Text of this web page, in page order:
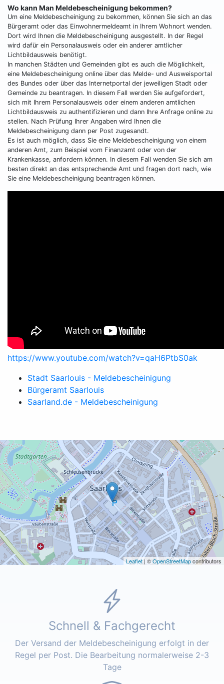
Wo kann Man Meldebescheinigung bekommen?
Um eine Meldebescheinigung zu bekommen, können Sie sich an das
Bürgeramt oder das Einwohnermeldeamt in Ihrem Wohnort wenden.
Dort wird Ihnen die Meldebescheinigung ausgestellt. In der Regel
wird dafür ein Personalausweis oder ein anderer amtlicher
Lichtbildausweis benötigt.
In manchen Städten und Gemeinden gibt es auch die Möglichkeit,
eine Meldebescheinigung online über das Melde- und Ausweisportal
des Bundes oder über das Internetportal der jeweiligen Stadt oder
Gemeinde zu beantragen. In diesem Fall werden Sie aufgefordert,
sich mit Ihrem Personalausweis oder einem anderen amtlichen
Lichtbildausweis zu authentifizieren und dann Ihre Anfrage online zu
stellen. Nach Prüfung Ihrer Angaben wird Ihnen die
Meldebescheinigung dann per Post zugesandt.
Es ist auch möglich, dass Sie eine Meldebescheinigung von einem
anderen Amt, zum Beispiel vom Finanzamt oder von der
Krankenkasse, anfordern können. In diesem Fall wenden Sie sich am
besten direkt an das entsprechende Amt und fragen dort nach, wie
Sie eine Meldebescheinigung beantragen können.
https://www.youtube.com/watch?v=qaH6PtbS0ak
Stadt Saarlouis - Meldebescheinigung
Bürgeramt Saarlouis
Saarland.de - Meldebescheinigung
Leaflet | ©OpenStreetMapcontributors
Schnell & Fachgerecht
Der Versand der Meldebescheinigung erfolgt in der
Regel per Post. Die Bearbeitung normalerweise 2-3
Tage